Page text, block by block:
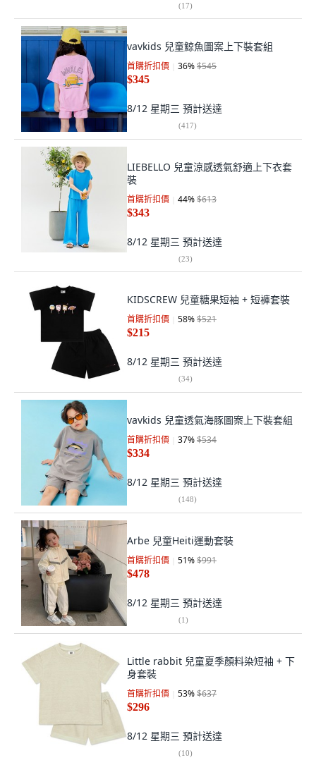
(17)
vavkids 兒童鯨魚圖案上下裝套組
首購折扣價 36%$545
$345
8/12 星期三 預計送達
(417)
LIEBELLO 兒童涼感透氣舒適上下衣套
裝
首購折扣價 44%$613
$343
8/12 星期三 預計送達
(23)
KIDSCREW 兒童糖果短袖 + 短褲套裝
首購折扣價 58%$521
$215
8/12 星期三 預計送達
(34)
vavkids 兒童透氣海豚圖案上下裝套組
首購折扣價 37%$534
$334
8/12 星期三 預計送達
(148)
Arbe 兒童Heiti運動套裝
首購折扣價 51%$991
$478
8/12 星期三 預計送達
(1)
Little rabbit 兒童夏季顏料染短袖 + 下
身套裝
首購折扣價 53%$637
$296
8/12 星期三 預計送達
(10)